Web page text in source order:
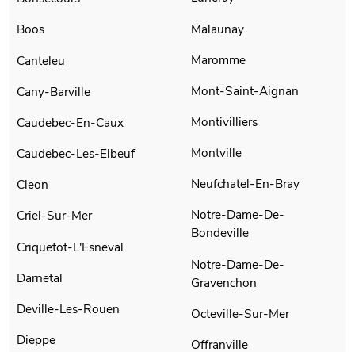
Boos
Canteleu
Cany-Barville
Caudebec-En-Caux
Caudebec-Les-Elbeuf
Cleon
Criel-Sur-Mer
Criquetot-L'Esneval
Darnetal
Deville-Les-Rouen
Dieppe
Malaunay
Maromme
Mont-Saint-Aignan
Montivilliers
Montville
Neufchatel-En-Bray
Notre-Dame-De-
Bondeville
Notre-Dame-De-
Gravenchon
Octeville-Sur-Mer
Offranville